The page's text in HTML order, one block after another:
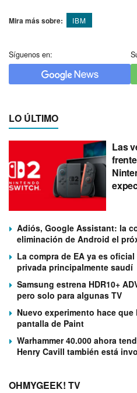
Mira más sobre: IBM
Síguenos en:
LO ÚLTIMO
Las
Adiós, Google Assistant: la
eliminación de Android el
La compra de EA ya es
privada principalmente saudí
Samsung estrena HDR10+
pero solo para algunas TV
Nuevo experimento hace que
pantalla de Paint
Warhammer 40.000 ahora
Henry Cavill también está
OHMYGEEK! TV